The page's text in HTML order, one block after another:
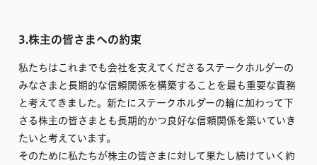
3.株主の皆さまへの約束
私たちはこれまでも会社を支えてくださるステークホルダーの
みなさまと長期的な信頼関係を構築することを最も重要な責務
と考えてきました。新たにステークホルダーの輪に加わって下
さる株主の皆さまとも長期的かつ良好な信頼関係を築いていき
たいと考えています。
そのために私たちが株主の皆さまに対して果たし続けていく約